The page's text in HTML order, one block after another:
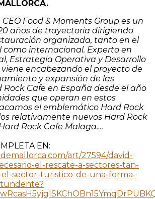
Food & Moments Group es un
años de trayectoria dirigiendo
organizada, tanto en el
internacional. Experto en
Estrategia Operativa y Desarrollo
encabezando el proyecto de
y expansión de las
Cafe en España desde el año
que operan en estos
el emblemático Hard Rock
relativamente nuevos Hard Rock
Rock Cafe Malaga….
EN:
art/27594/david-
el-rescate-a-sectores-tan-
sector-turistico-de-una-forma-